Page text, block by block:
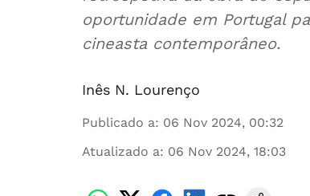
oportunidade em Portugal
cineasta contemporâneo.
Inês N. Lourenço
Publicado a: 06 Nov 2024, 00:32
Atualizado a: 06 Nov 2024, 18:03